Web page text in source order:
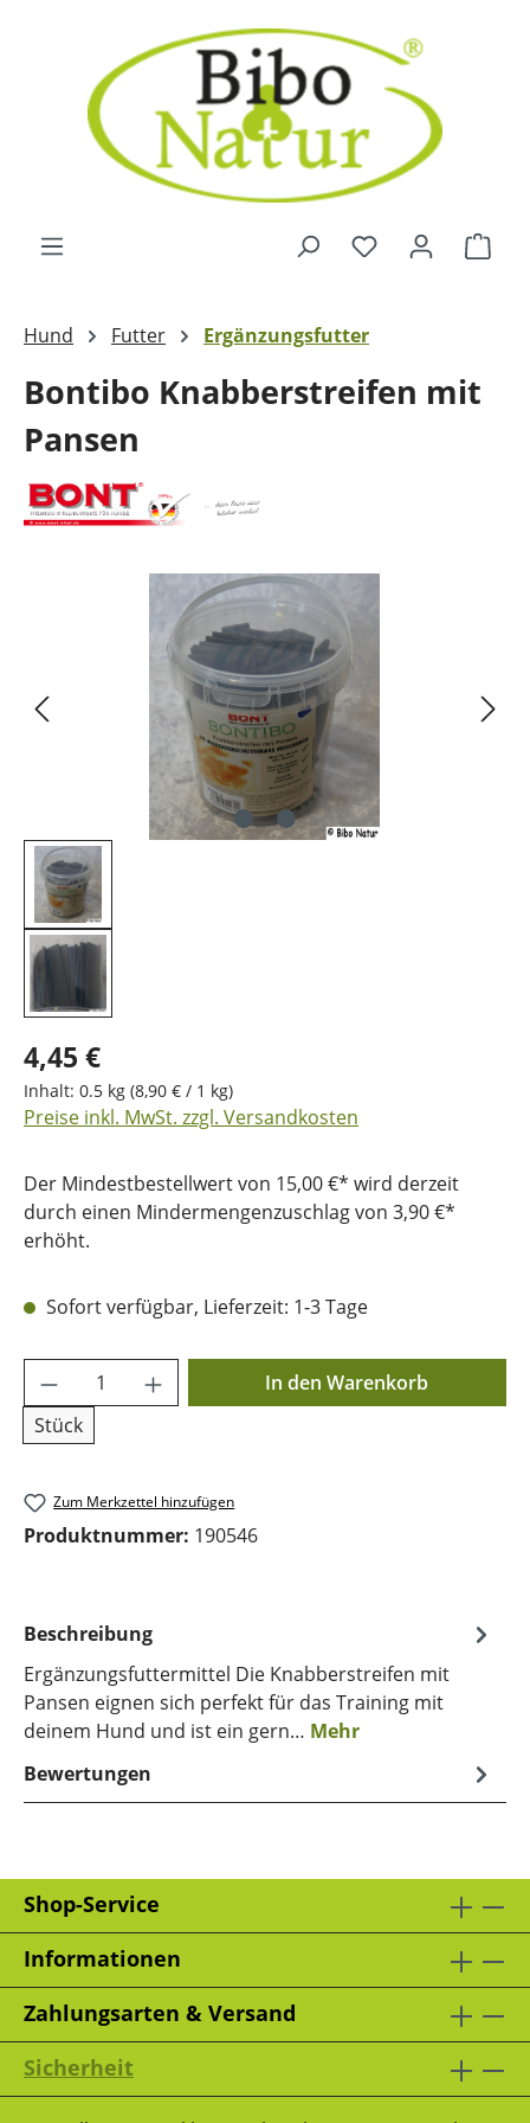
Zum Hauptinhalt springen
Hund Futter Ergänzungsfutter
Bontibo Knabberstreifen mit
Pansen
Bildergalerie überspringen
4,45 €
Inhalt: 0.5 kg (8,90 € / 1 kg)
Preise inkl. MwSt. zzgl. Versandkosten
Der Mindestbestellwert von 15,00 €* wird derzeit
durch einen Mindermengenzuschlag von 3,90 €*
erhöht.
Sofort verfügbar, Lieferzeit: 1-3 Tage
Produkt Anzahl: Gib den gewünschten
Stück
In den Warenkorb
Zum Merkzettel hinzufügen
Produktnummer: 190546
Beschreibung
Ergänzungsfuttermittel Die Knabberstreifen mit
Pansen eignen sich perfekt für das Training mit
deinem Hund und ist ein gern… Mehr
Bewertungen
Shop-Service
Informationen
Zahlungsarten & Versand
Sicherheit